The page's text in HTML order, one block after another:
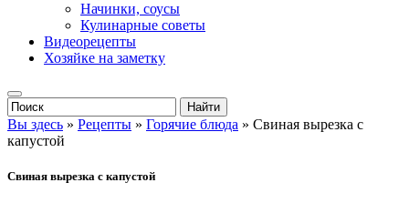
Начинки, соусы
Кулинарные советы
Видеорецепты
Хозяйке на заметку
Вы здесь » Рецепты » Горячие блюда » Свиная вырезка с
капустой
Свиная вырезка с капустой